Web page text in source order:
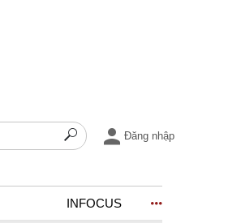
Đăng nhập
INFOCUS